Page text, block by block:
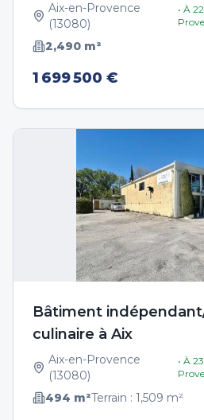
Aix-en-Provence
(13080)
• À22
2,490 m²
1 699 500 €
Bâtiment
culinaire à Aix
Aix-en-Provence
(13080)
• À23
494 m²Terrain : 1,509 m²